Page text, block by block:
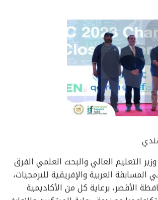
التعليم العالي والبحث العلمي الفرق
المسابقة العربية والإفريقية للبرمجيات،
الأقصر، برعاية كل من الأكاديمية